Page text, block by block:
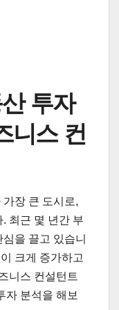
투자
니스 컨
장 큰 도시로,
최근 몇 년간 부
을 끌고 있습니
크게 증가하고
니스 컨설턴트
자 분석을 해보